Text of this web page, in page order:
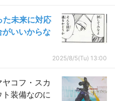
未来に対応
がいいからな
2025/8/5(Tu) 13:00
ヤコフ・スカ
装備なのに